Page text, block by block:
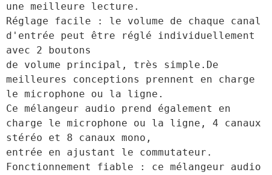
une meilleure lecture.
Réglage facile : le volume de chaque canal
d'entrée peut être réglé individuellement
avec 2 boutons
de volume principal, très simple.De
meilleures conceptions prennent en charge
le microphone ou la ligne.
Ce mélangeur audio prend également en
charge le microphone ou la ligne, 4 canaux
stéréo et 8 canaux mono,
entrée en ajustant le commutateur.
Fonctionnement fiable : ce mélangeur audio